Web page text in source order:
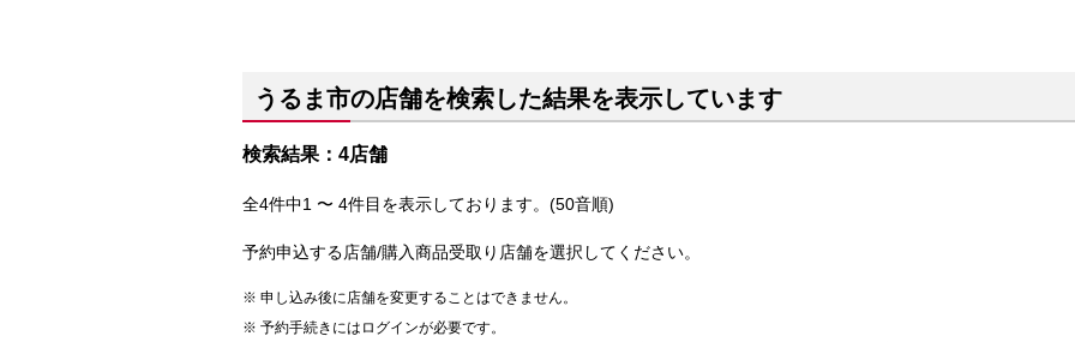
うるま市の店舗を検索した結果を表示しています
検索結果：4店舗
全4件中1 〜 4件目を表示しております。(50音順)
予約申込する店舗/購入商品受取り店舗を選択してください。
申し込み後に店舗を変更することはできません。
予約手続きにはログインが必要です。